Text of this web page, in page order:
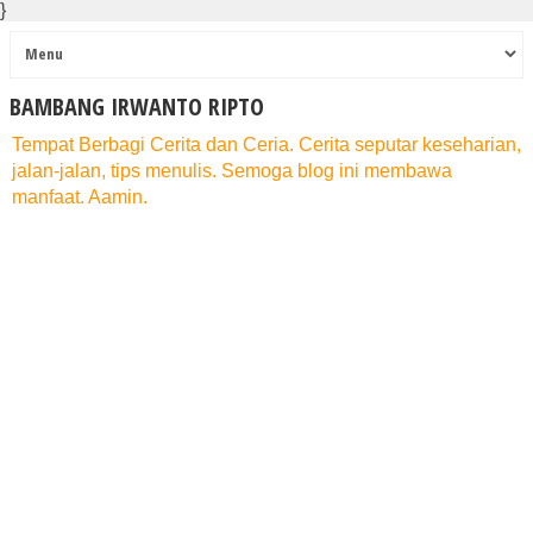
}
BAMBANG IRWANTO RIPTO
Tempat Berbagi Cerita dan Ceria. Cerita seputar keseharian,
jalan-jalan, tips menulis. Semoga blog ini membawa
manfaat. Aamin.